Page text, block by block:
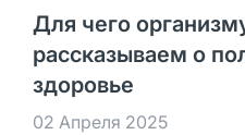
Для чего
рассказываем о
здоровье
02 Апреля 2025